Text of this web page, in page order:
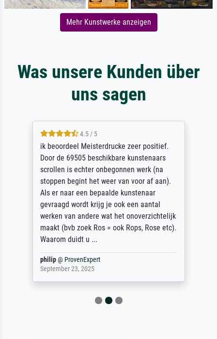
Mehr Kunstwerke anzeigen
Was unsere Kunden über
uns sagen
4.5 / 5
ik beoordeel Meisterdrucke zeer positief.
Door de 69505 beschikbare kunstenaars
scrollen is echter onbegonnen werk (na
stoppen begint het weer van voor af aan).
Als er naar een bepaalde kunstenaar
gevraagd wordt krijg je ook een aantal
werken van andere wat het onoverzichtelijk
maakt (bvb zoek Ros = ook Rops, Rose etc).
Waarom duidt u ...
philip@ ProvenExpert
September 23, 2025